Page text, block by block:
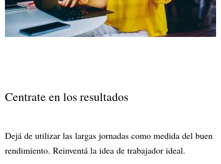
Centrate en los resultados
Dejá de utilizar las largas jornadas como medida del buen
rendimiento. Reinventá la idea de trabajador ideal.